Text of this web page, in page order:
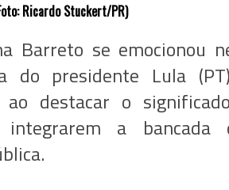
Ricardo Stuckert/PR)
Barreto se emocionou
do presidente Lula
ao destacar o
integrarem a